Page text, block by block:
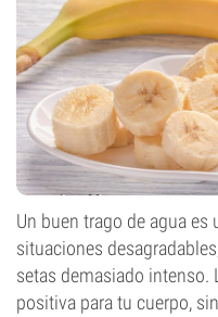
Un buen trago de agua
situaciones
setas demasiado intenso.
positiva para tu cuerpo,